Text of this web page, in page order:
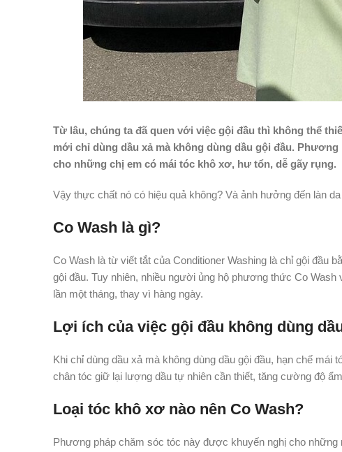
Từ lâu, chúng ta đã quen với việc gội đầu thì không thể
mới chỉ dùng dầu xả mà không dùng dầu gội đầu.
cho những chị em có mái tóc khô xơ, hư tổn, dễ gãy rụng.
Vậy thực chất nó có hiệu quả không? Và ảnh hưởng đến làn
Co Wash là gì?
Co Wash là từ viết tắt của Conditioner Washing là chỉ gội đầu
gội đầu. Tuy nhiên, nhiều người ủng hộ phương thức Co
lần một tháng, thay vì hàng ngày.
Lợi ích của việc gội đầu không dùng
Khi chỉ dùng dầu xả mà không dùng dầu gội đầu, hạn chế
chân tóc giữ lại lượng dầu tự nhiên cần thiết, tăng cường độ
Loại tóc khô xơ nào nên Co Wash?
Phương pháp chăm sóc tóc này được khuyến nghị cho